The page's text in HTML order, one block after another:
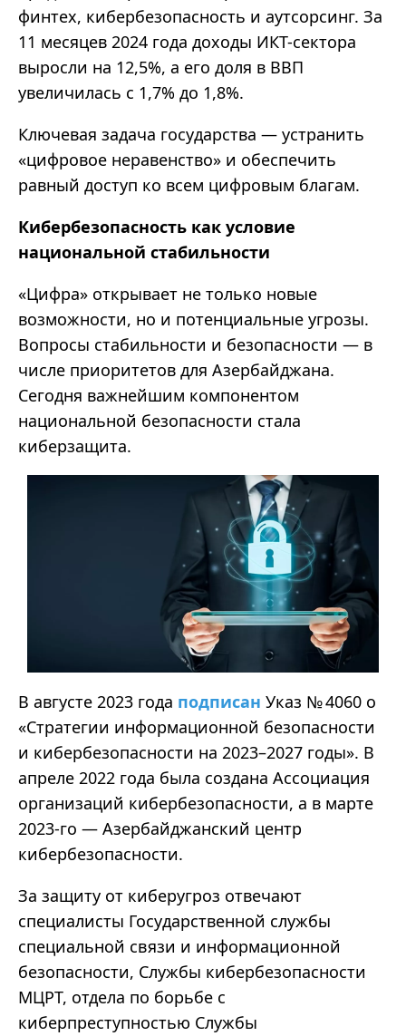
финтех, кибербезопасность и аутсорсинг. За
11 месяцев 2024 года доходы ИКТ-сектора
выросли на 12,5%, а его доля в ВВП
увеличилась с 1,7% до 1,8%.
Ключевая задача государства — устранить
«цифровое неравенство» и обеспечить
равный доступ ко всем цифровым благам.
Кибербезопасность как условие
национальной стабильности
«Цифра» открывает не только новые
возможности, но и потенциальные угрозы.
Вопросы стабильности и безопасности — в
числе приоритетов для Азербайджана.
Сегодня важнейшим компонентом
национальной безопасности стала
киберзащита.
В августе 2023 года подписан Указ № 4060 о
«Стратегии информационной безопасности
и кибербезопасности на 2023–2027 годы». В
апреле 2022 года была создана Ассоциация
организаций кибербезопасности, а в марте
2023-го — Азербайджанский центр
кибербезопасности.
За защиту от киберугроз отвечают
специалисты Государственной службы
специальной связи и информационной
безопасности, Службы кибербезопасности
МЦРТ, отдела по борьбе с
киберпреступностью Службы